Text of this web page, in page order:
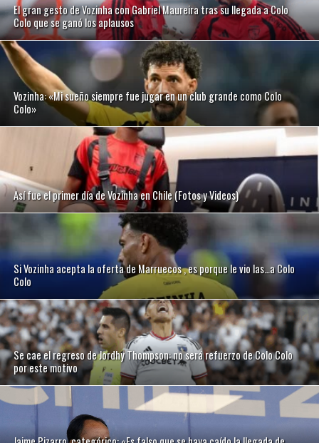
El gran gesto de Vozinha con Gabriel Maureira tras su llegada a Colo
Colo que se ganó los aplausos
Vozinha: «Mi sueño siempre fue jugar en un club grande como Colo
Colo»
Así fue el primer día de Vozinha en Chile (Fotos y Videos)
Si Vozinha acepta la oferta de Marruecos , es porque le vio las…a Colo
Colo
Se cae el regreso de Jordhy Thompson: no será refuerzo de Colo Colo
por este motivo